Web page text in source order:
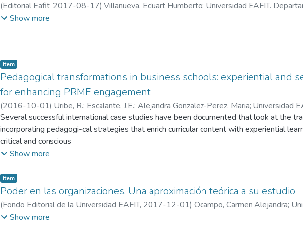
(Editorial Eafit, 2017-08-17) Villanueva, Eduart Humberto; Universidad EAFIT.
Información y Gestión
Show more
Item
Pedagogical transformations in business schools: experiential and
for enhancing PRME engagement
(2016-10-01) Uribe, R.; Escalante, J.E.; Alejandra Gonzalez-Perez, Maria; Universidad
Administración;Información y Gestión
Several successful international case studies have been documented that look at the
incorporating pedagogi-cal strategies that enrich curricular content with experiential
critical and conscious
Show more
Item
Poder en las organizaciones. Una aproximación teórica a su estudio
(Fondo Editorial de la Universidad EAFIT, 2017-12-01) Ocampo, Carmen Alejandra;
de Administración
Show more